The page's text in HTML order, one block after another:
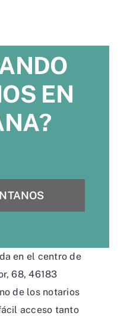
EN
en el centro de
68, 46183
de los notarios
acceso tanto